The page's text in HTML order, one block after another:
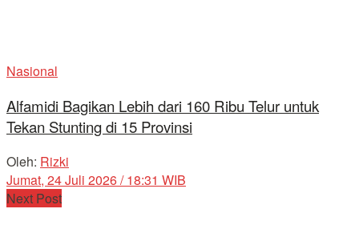
Nasional
Alfamidi Bagikan Lebih dari 160 Ribu Telur untuk
Tekan Stunting di 15 Provinsi
Oleh: Rizki
Jumat, 24 Juli 2026 / 18:31 WIB
Next Post